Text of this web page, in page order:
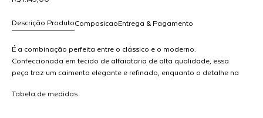
Composicao
Descrição Produto Entrega & Pagamento
É a combinação perfeita entre o clássico e o moderno.
Confeccionada em tecido de alfaiataria de alta qualidade, essa
peça traz um caimento elegante e refinado, enquanto o detalhe na
ao design. MODELO VESTE 36
Tabela de medidas